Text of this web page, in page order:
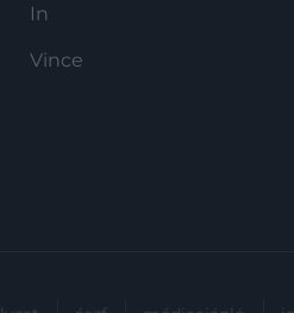
In
Vince